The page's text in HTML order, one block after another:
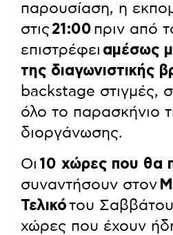
παρουσίαση, η
στις21:00 πριν από
επιστρέφει αμέσως
της διαγωνιστικής
backstage στιγμές,
όλο το παρασκήνιο
διοργάνωσης.
Οι 10 χώρες που θα
συναντήσουν στον
Τελικότου
χώρες που έχουν